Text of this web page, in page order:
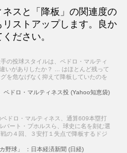
スと「降板」の関連度の
ストアップします。良か
ださい。
の投球スタイルは、ペドロ・マルティ
いがありしたか？ ... はほとんど残って
を危なげなく抑えて降板していたのを
ペドロ・マルティネス投 (Yahoo知恵袋)
ドロ・マルティネス、通算609本塁打
ート・プホルスら、球史に名を刻む選
の４回、３安打１失点で降板するドジ
野球」 ：日本経済新聞 (日経)